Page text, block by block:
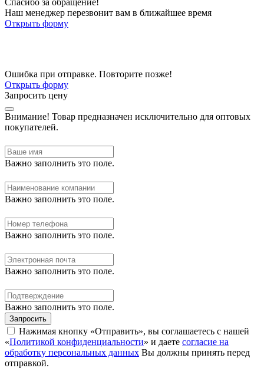
Наш менеджер перезвонит вам в ближайшее время
Открыть форму
Ошибка при отправке. Повторите позже!
Открыть форму
Запросить цену
Внимание! Товар предназначен исключительно для оптовых
покупателей.
Важно заполнить это поле.
Важно заполнить это поле.
Важно заполнить это поле.
Важно заполнить это поле.
Важно заполнить это поле.
Запросить
Нажимая кнопку «Отправить», вы соглашаетесь с нашей
«Политикой конфиденциальности» и даете согласие на
обработку персональных данных Вы должны принять перед
отправкой.